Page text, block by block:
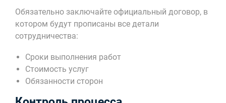
Обязательно заключайте официальный договор, в
котором будут прописаны все детали
сотрудничества:
Сроки выполнения работ
Стоимость услуг
Обязанности сторон